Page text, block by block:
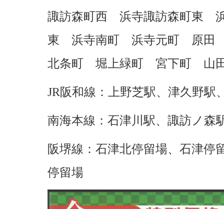
諏訪森町西 浜寺諏訪森町東
東 浜寺南町 浜寺元町 原
北条町 堀上緑町 宮下町 山
JR阪和線：上野芝駅、津久野駅
南海本線：石津川駅、諏訪ノ森
阪堺線：石津北停留場、石津停
停留場